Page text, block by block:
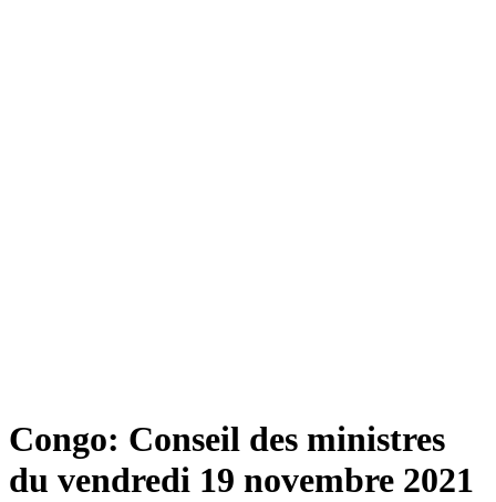
Congo: Conseil des ministres
du vendredi 19 novembre 2021